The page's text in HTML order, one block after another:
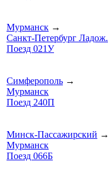
Мурманск →
Санкт-Петербург Ладож.
Поезд 021У
Симферополь →
Мурманск
Поезд 240П
Минск-Пассажирский →
Мурманск
Поезд 066Б